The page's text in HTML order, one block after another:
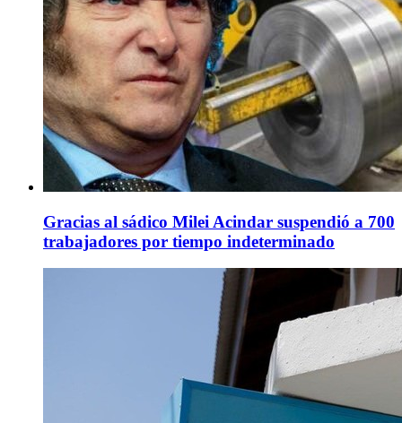
Gracias al sádico Milei Acindar suspendió a 700
trabajadores por tiempo indeterminado